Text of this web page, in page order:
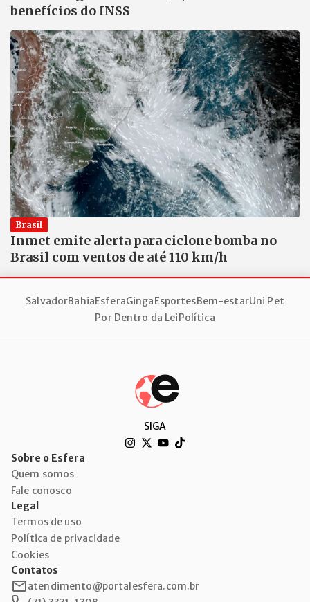
benefícios do INSS
Brasil
Inmet emite alerta para ciclone bomba no
Brasil com ventos de até 110 km/h
SalvadorBahiaEsferaGingaEsportesBem-estarUni Pet
Por Dentro da LeiPolítica
SIGA
Sobre o Esfera
Quem somos
Fale conosco
Legal
Termos de uso
Política de privacidade
Cookies
Contatos
atendimento@portalesfera.com.br